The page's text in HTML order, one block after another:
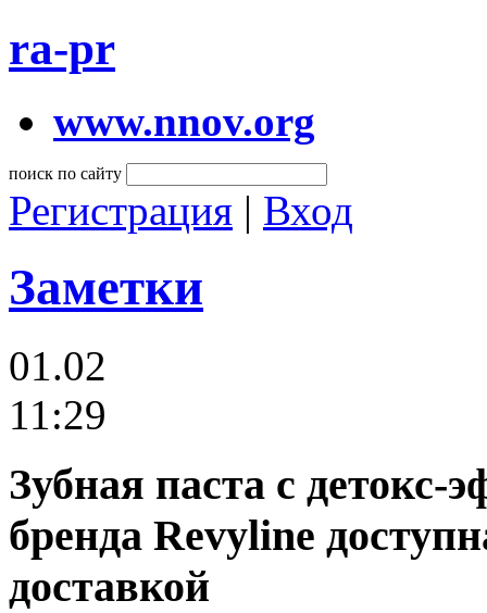
ra-pr
www.nnov.org
поиск по сайту
Регистрация | Вход
Заметки
01.02
11:29
Зубная паста с детокс-
бренда Revyline
доставкой